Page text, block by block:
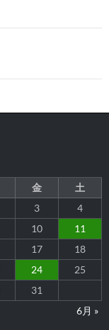
金
土
3
4
10
11
17
18
24
25
31
6月 »